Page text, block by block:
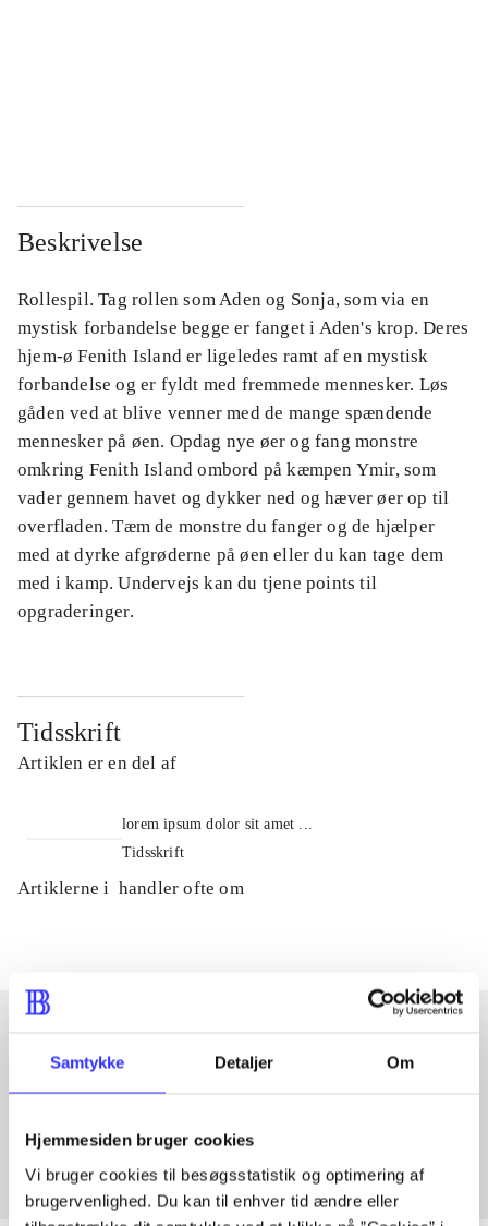
Samtykke Detaljer Om
Hjemmesiden bruger cookies
Vi bruger cookies til besøgsstatistik og optimering af
brugervenlighed. Du kan til enhver tid ændre eller
Beskrivelse
Rollespil. Tag rollen som Aden og Sonja, som via en
mystisk forbandelse begge er fanget i Aden's krop. Deres
hjem-ø Fenith Island er ligeledes ramt af en mystisk
forbandelse og er fyldt med fremmede mennesker. Løs
gåden ved at blive venner med de mange spændende
mennesker på øen. Opdag nye øer og fang monstre
omkring Fenith Island ombord på kæmpen Ymir, som
vader gennem havet og dykker ned og hæver øer op til
overfladen. Tæm de monstre du fanger og de hjælper
med at dyrke afgrøderne på øen eller du kan tage dem
med i kamp. Undervejs kan du tjene points til
opgraderinger.
Tidsskrift
Artiklen er en del af
lorem ipsum dolor sit amet ...
Tidsskrift
Artiklerne i handler ofte om
Artikler med samme emner